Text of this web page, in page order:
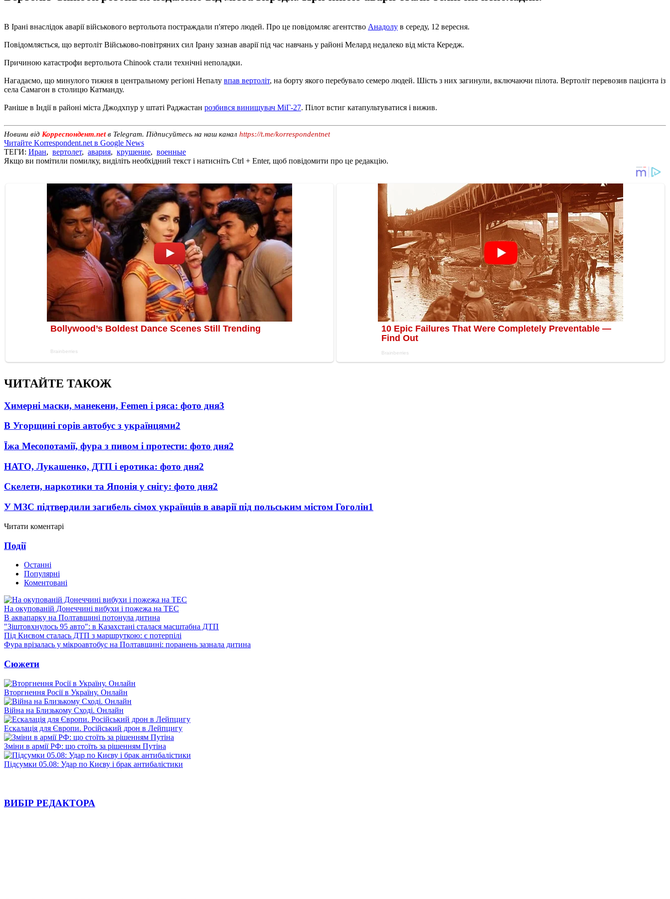
В Ірані внаслідок аварії військового вертольота постраждали п'ятеро людей. Про це повідомляє агентство Анадолу в середу, 12 вересня.
Повідомляється, що вертоліт Військово-повітряних сил Ірану зазнав аварії під час навчань у районі Мелард недалеко від міста Кередж.
Причиною катастрофи вертольота Chinook стали технічні неполадки.
Нагадаємо, що минулого тижня в центральному регіоні Непалу впав вертоліт, на борту якого перебувало семеро людей. Шість з них загинули, включаючи пілота. Вертоліт перевозив пацієнта із
села Самагон в столицю Катманду.
Раніше в Індії в районі міста Джодхпур у штаті Раджастан розбився винищувач МіГ-27. Пілот встиг катапультуватися і вижив.
Новини від Корреспондент.netв Telegram. Підписуйтесь на наш канал https://t.me/korrespondentnet
Читайте Korrespondent.net в Google News
ТЕГИ: Иран, вертолет, авария, крушение, военные
Якщо ви помітили помилку, виділіть необхідний текст і натисніть Ctrl + Enter, щоб повідомити про це редакцію.
ЧИТАЙТЕ ТАКОЖ
Химерні маски, манекени, Femen і ряса: фото дня3
В Угорщині горів автобус з українцями2
Їжа Месопотамії, фура з пивом і протести: фото дня2
НАТО, Лукашенко, ДТП і еротика: фото дня2
Скелети, наркотики та Японія у снігу: фото дня2
У МЗС підтвердили загибель сімох українців в аварії під польським містом Гоголін1
Читати коментарі
Події
Останні
Популярні
Коментовані
На окупованій Донеччині вибухи і пожежа на ТЕС
В аквапарку на Полтавщині потонула дитина
"Зіштовхнулось 95 авто": в Казахстані сталася масштабна ДТП
Під Києвом сталась ДТП з маршруткою: є потерпілі
Фура врізалась у мікроавтобус на Полтавщині: поранень зазнала дитина
Сюжети
Вторгнення Росії в Україну. Онлайн
Війна на Близькому Сході. Онлайн
Ескалація для Європи. Російський дрон в Лейпцигу
Зміни в армії РФ: що стоїть за рішенням Путіна
Підсумки 05.08: Удар по Києву і брак антибалістики
ВИБІР РЕДАКТОРА